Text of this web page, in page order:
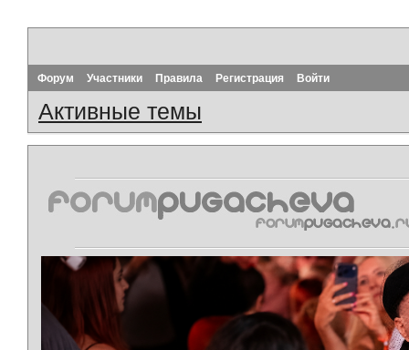
Форум Участники Правила Регистрация Войти
Активные темы